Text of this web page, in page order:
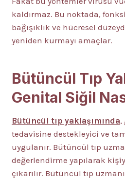
kaldırmaz. Bu noktada,
bağışıklık ve hücresel
yeniden kurmayı amaçlar.
Bütüncül Tıp
Genital Siğil
Bütüncül tıp yaklaşımında,
tedavisine destekleyici ve
uygulanır. Bütüncül tıp
değerlendirme yapılarak
çıkarılır. Bütüncül tıp